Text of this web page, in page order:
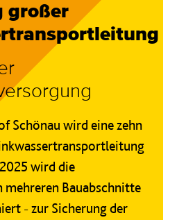
großer
Schönau wird eine zehn
wird die
Bauabschnitte
- zur Sicherung der